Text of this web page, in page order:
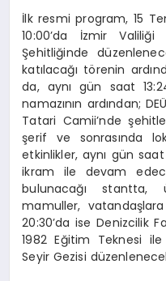
İlk resmi program, 15
10:00’da İzmir
Şehitliğinde
katılacağı törenin
da, aynı gün saat
namazının ardından;
Tatari Camii’nde
şerif ve sonrasında
etkinlikler, aynı gün saat
ikram ile devam
bulunacağı stantta,
mamuller,
20:30’da ise Denizcilik
1982 Eğitim Teknesi
Seyir Gezisi